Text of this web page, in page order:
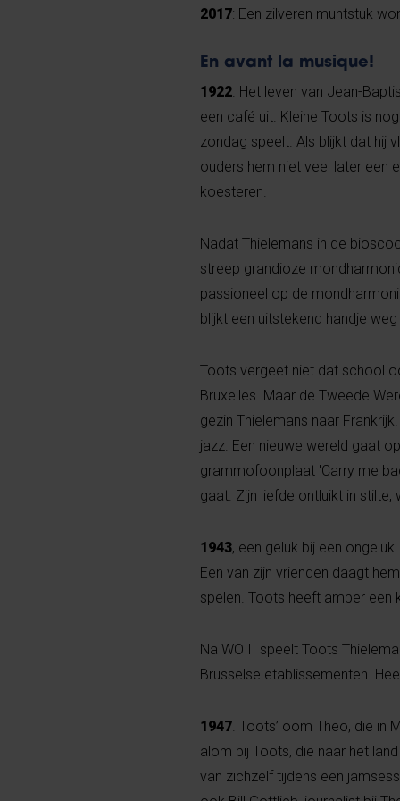
2017: Een zilveren muntstuk
En avant la musique!
1922 . Het leven van Jean-
een café uit. Kleine Toots is
zondag speelt. Als blijkt dat hij
ouders hem niet veel later een
koesteren.
Nadat Thielemans in de
streep grandioze
passioneel op de
blijkt een uitstekend handje
Toots vergeet niet dat school
Bruxelles. Maar de Tweede
gezin Thielemans naar
jazz. Een nieuwe wereld gaat
grammofoonplaat 'Carry me
gaat. Zijn liefde ontluikt in stilte,
1943, een geluk bij een
Een van zijn vrienden daagt
spelen. Toots heeft amper een
Na WO II speelt Toots
Brusselse etablissementen.
1947 . Toots’ oom Theo, die
alom bij Toots, die naar het
van zichzelf tijdens een